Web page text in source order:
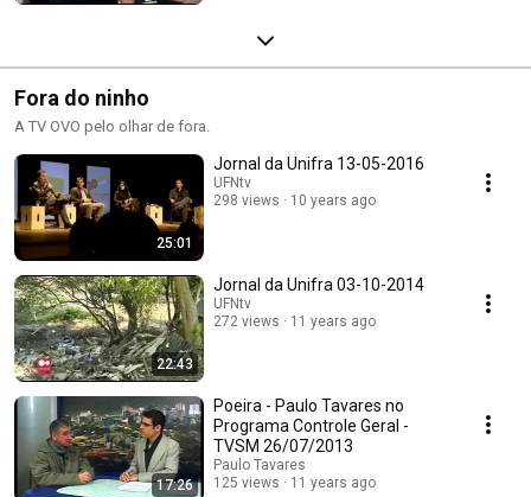
Fora do ninho
A TV OVO pelo olhar de fora.
25:01
Jornal da Unifra 13-05-2016
UFNtv
298 views
10 years ago
22:43
Jornal da Unifra 03-10-2014
UFNtv
272 views
11 years ago
17:26
Poeira - Paulo Tavares no
Programa Controle Geral -
TVSM 26/07/2013
Paulo Tavares
125 views
11 years ago